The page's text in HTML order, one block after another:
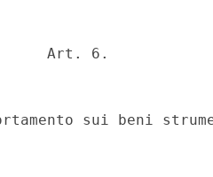
Art. 6.
sui beni